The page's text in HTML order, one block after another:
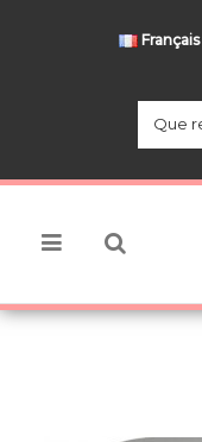
Français